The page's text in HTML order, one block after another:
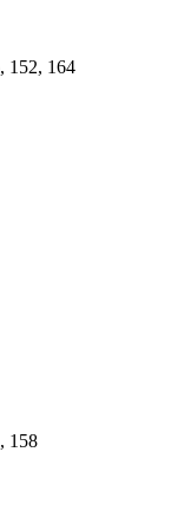
152, 164
158